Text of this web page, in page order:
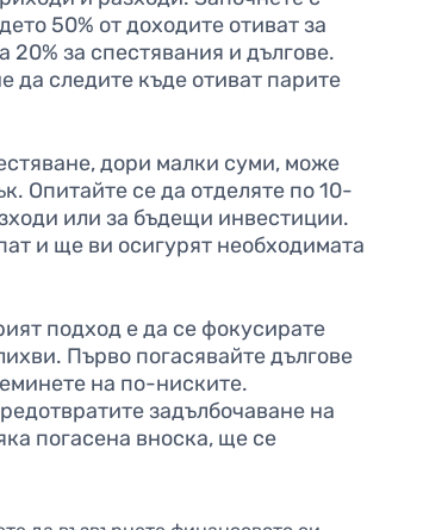
50% от доходите отиват за
за спестявания и дългове.
да следите къде отиват парите
дори малки суми, може
Опитайте се да отделяте по 10-
или за бъдещи инвестиции.
и ще ви осигурят необходимата
подход е да се фокусирате
Първо погасявайте дългове
на по-ниските.
задълбочаване на
погасена вноска, ще се